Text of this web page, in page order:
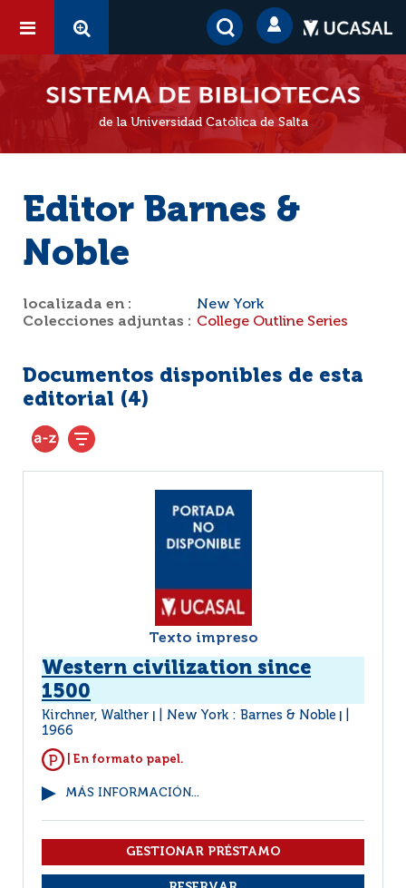
de la Universidad Católica de Salta
Editor Barnes &
Noble
localizada en :
New York
Colecciones adjuntas : College Outline Series
Documentos disponibles de esta
editorial (4)
Texto impreso
Western civilization since
1500
Kirchner, Walther New York : Barnes & Noble
1966
| En formato papel.
MÁS INFORMACIÓN...